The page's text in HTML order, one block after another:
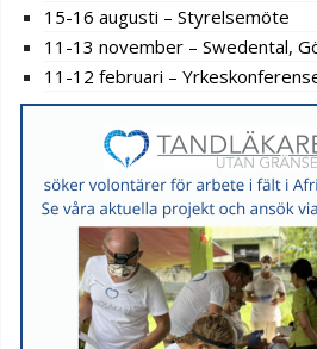
15-16 augusti – Styrelsemöte
11-13 november – Swedental,
11-12 februari –